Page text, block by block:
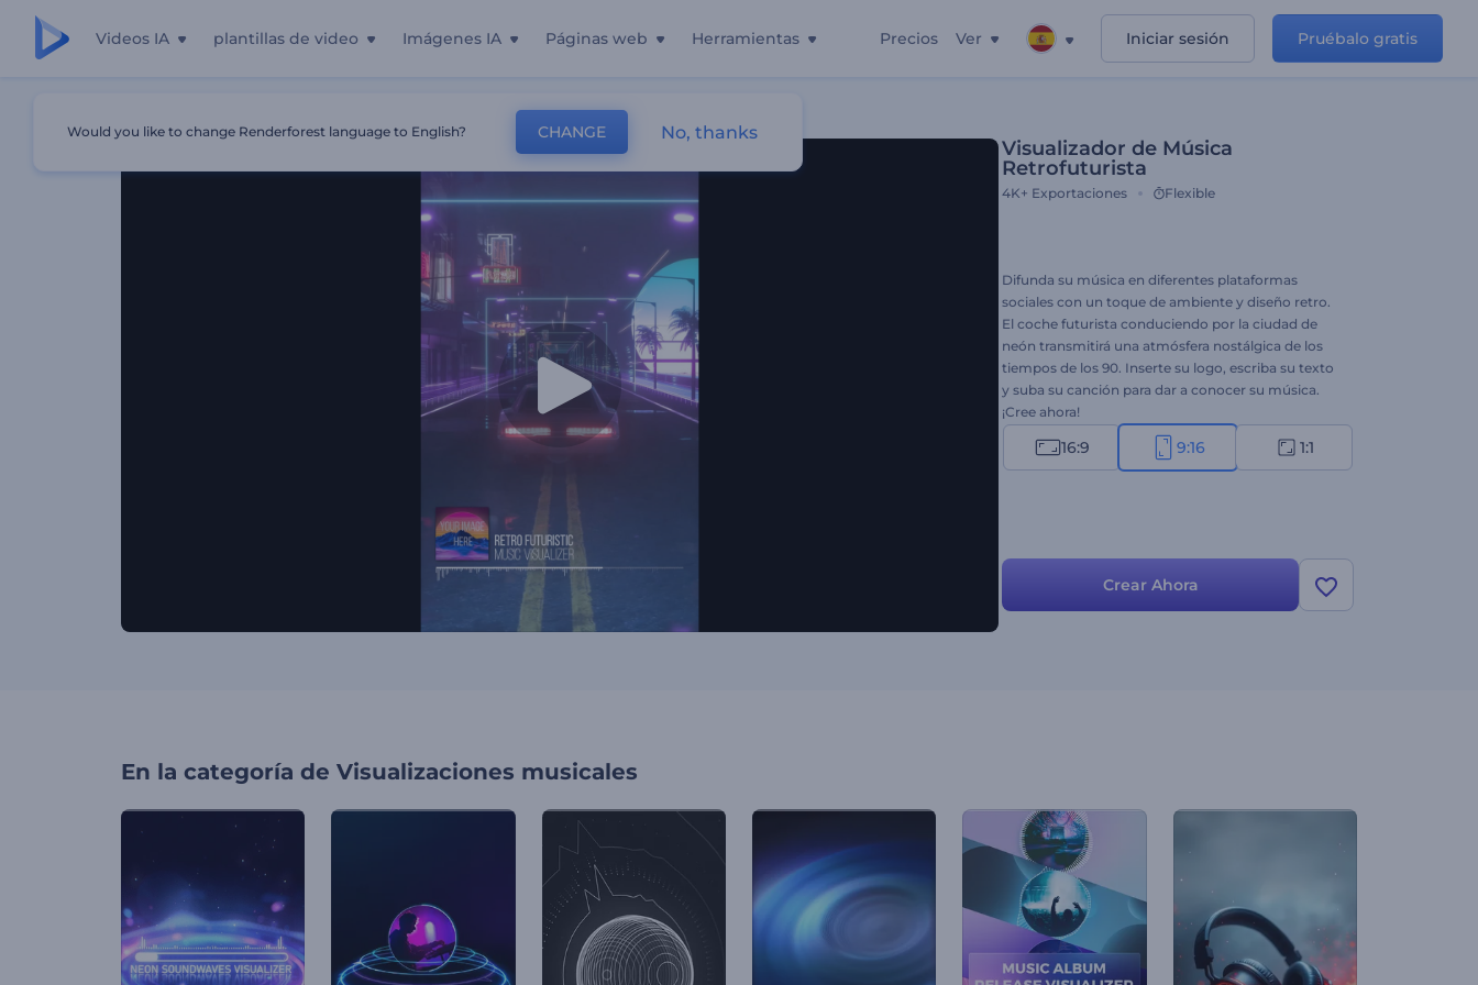
Videos IA plantillas de video Imágenes IA Páginas web Herramientas Precios Ver Iniciar sesión Pruébalo gratis
Visualizador de Música
Retrofuturista
4K+ Exportaciones Flexible
Difunda su música en diferentes plataformas
sociales con un toque de ambiente y diseño retro.
El coche futurista conduciendo por la ciudad de
neón transmitirá una atmósfera nostálgica de los
tiempos de los 90. Inserte su logo, escriba su texto
y suba su canción para dar a conocer su música.
¡Cree ahora!
16:9 9:16 1:1
Crear Ahora
En la categoría de Visualizaciones musicales
Would you like to change Renderforest language to English? CHANGE No, thanks